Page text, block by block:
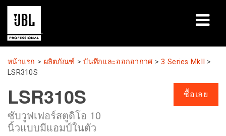
ผลิตภัณฑ์
เซสชันการเรียนรู้
การฝึกอบรม
หน้าแรก > ผลิตภัณฑ์ >บันทึกและออกอากาศ >3 Series MkII
>
LSR310S
LSR310S
ซับวูฟเฟอร์สตูดิโอ 10
นิ้วแบบมีแอมป์ในตัว
ซื้อเลย